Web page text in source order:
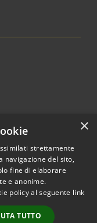
© 2026 • Comune di
• Powered by
•
Accesso
×
strettamente
navigazione del sito,
fine di elaborare
e anonime.
policy al seguente link
TUTTO